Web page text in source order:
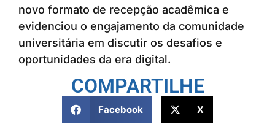
novo formato de recepção acadêmica e
evidenciou o engajamento da comunidade
universitária em discutir os desafios e
oportunidades da era digital.
COMPARTILHE
Facebook X